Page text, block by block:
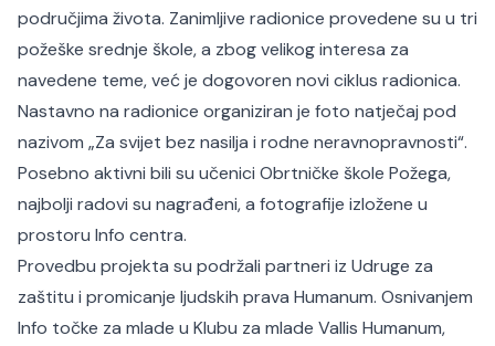
područjima života. Zanimljive radionice provedene su u tri
požeške srednje škole, a zbog velikog interesa za
navedene teme, već je dogovoren novi ciklus radionica.
Nastavno na radionice organiziran je foto natječaj pod
nazivom „Za svijet bez nasilja i rodne neravnopravnosti“.
Posebno aktivni bili su učenici Obrtničke škole Požega,
najbolji radovi su nagrađeni, a fotografije izložene u
prostoru Info centra.
Provedbu projekta su podržali partneri iz Udruge za
zaštitu i promicanje ljudskih prava Humanum. Osnivanjem
Info točke za mlade u Klubu za mlade Vallis Humanum,